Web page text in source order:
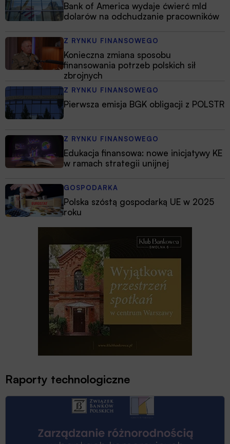
Bank of America wydaje ćwierć mld
dolarów na odchudzanie pracowników
Z RYNKU FINANSOWEGO
Konieczna zmiana sposobu
finansowania potrzeb polskich sił
zbrojnych
Z RYNKU FINANSOWEGO
Pierwsza emisja BGK obligacji z POLSTR
Z RYNKU FINANSOWEGO
Edukacja finansowa: nowe inicjatywy KE
w ramach strategii unijnej
GOSPODARKA
Polska szóstą gospodarką UE w 2025
roku
Raporty technologiczne